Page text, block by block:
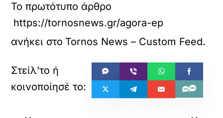
Το πρωτότυπο άρθρο
https://tornosnews.gr/agora-epixeiriseis-
ανήκει στο Tornos News – Custom Feed.